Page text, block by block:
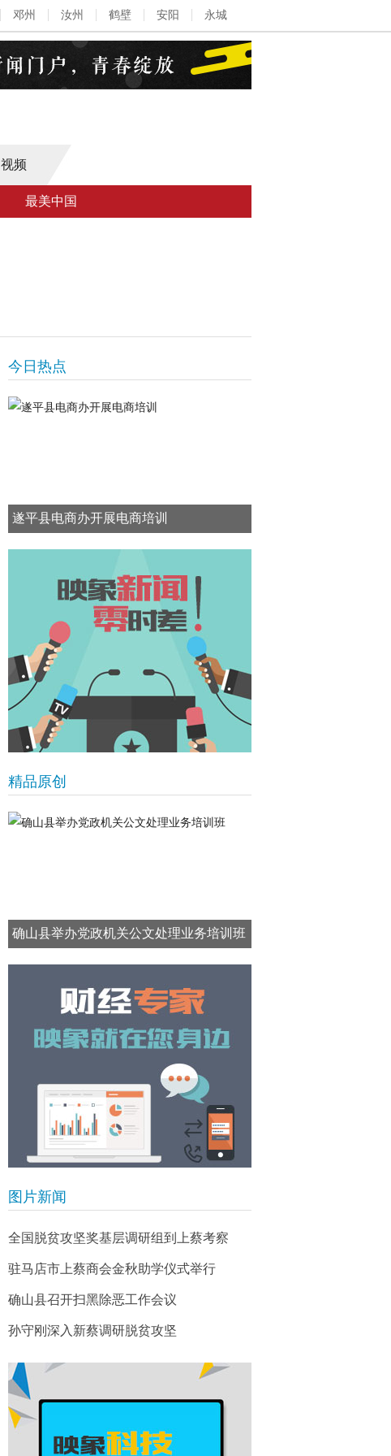
邓州 汝州 鹤壁 安阳 永城
视频
最美中国
今日热点
遂平县电商办开展电商培训
精品原创
确山县举办党政机关公文处理业务培训班
图片新闻
全国脱贫攻坚奖基层调研组到上蔡考察
驻马店市上蔡商会金秋助学仪式举行
确山县召开扫黑除恶工作会议
孙守刚深入新蔡调研脱贫攻坚